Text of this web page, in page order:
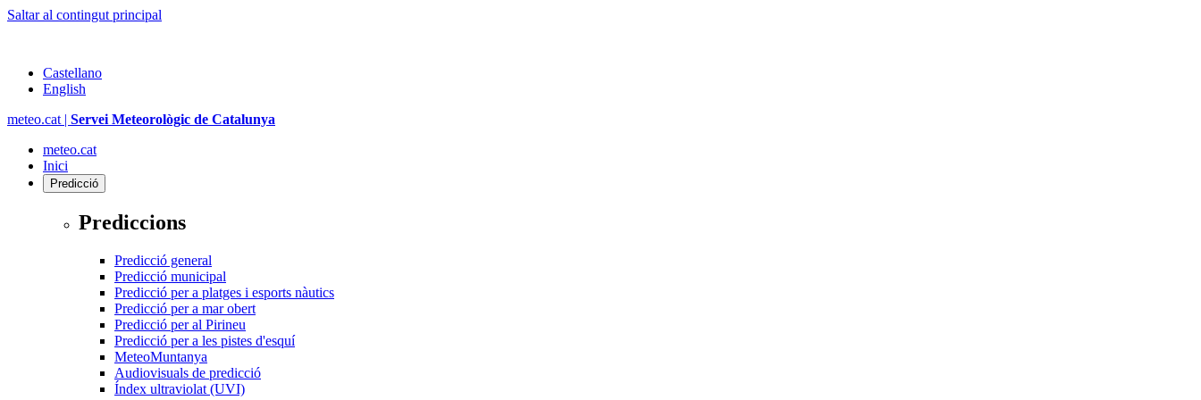
Saltar al contingut principal
Castellano
English
meteo.cat | Servei Meteorològic de Catalunya
meteo.cat
Inici
Predicció
Prediccions
Predicció general
Predicció municipal
Predicció per a platges i esports nàutics
Predicció per a mar obert
Predicció per al Pirineu
Predicció per a les pistes d'esquí
MeteoMuntanya
Audiovisuals de predicció
Índex ultraviolat (UVI)